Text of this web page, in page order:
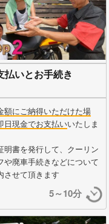
払いとお手続き
額にご納得いただけた場
日現金でお支払いいたしま
明書を発行して、クーリン
や廃車手続きなどについて
させて頂きます
5～10分